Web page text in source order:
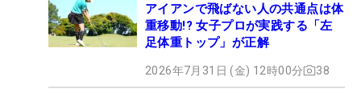
アイアンで飛ばない人の共通点は体
重移動!? 女子プロが実践する「左
足体重トップ」が正解
2026年7月31日 (金) 12時00分 38